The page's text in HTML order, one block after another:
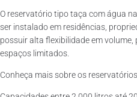
O reservatório tipo taça com água
ser instalado em residências,
possuir alta flexibilidade em
espaços limitados.
Conheça mais sobre os